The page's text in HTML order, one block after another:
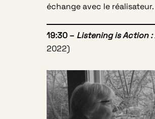
échange avec le réalisateur.
19:30 – Listening is Action
2022)